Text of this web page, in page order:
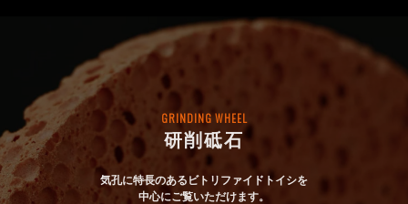
GRINDING WHEEL
研削砥石
気孔に特長のあるビトリファイドトイシを
中心にご覧いただけます。